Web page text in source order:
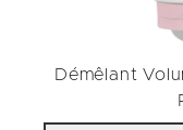
Démêlant